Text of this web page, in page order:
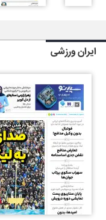
ایران ورزشی